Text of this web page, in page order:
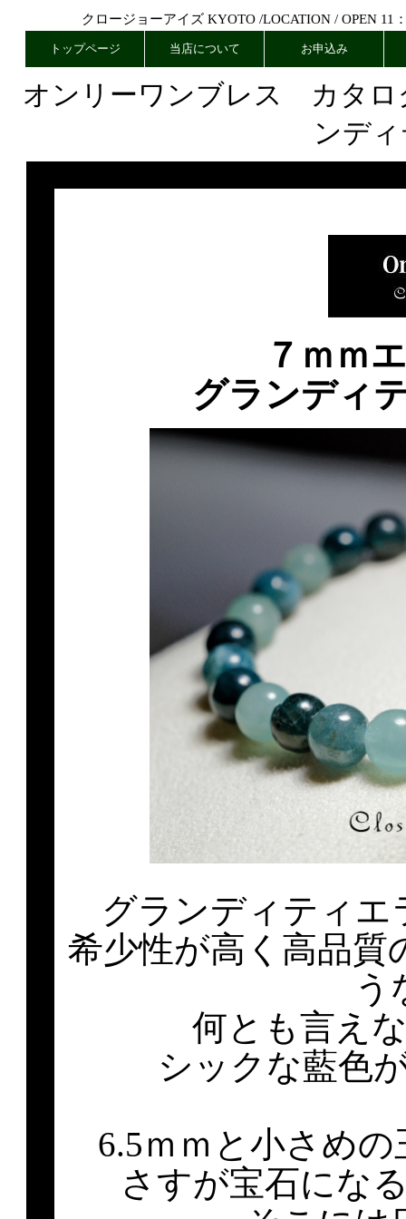
クロージョーアイズ KYOTO /LOCATION/ OPEN 11
トップページ 当店について お申込み
オンリーワンブレス カタロ
ンデ
７ｍｍ
グランディ
グランディティ
希少性が高く高品質
う
何とも言え
シックな藍色
6.5ｍｍと小さめ
さすが宝石にな